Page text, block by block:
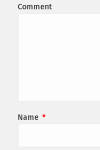
Comment
Name *